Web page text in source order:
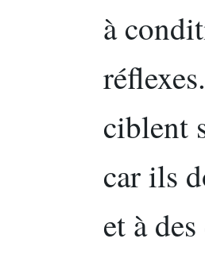
à
ciblent
car ils
et à